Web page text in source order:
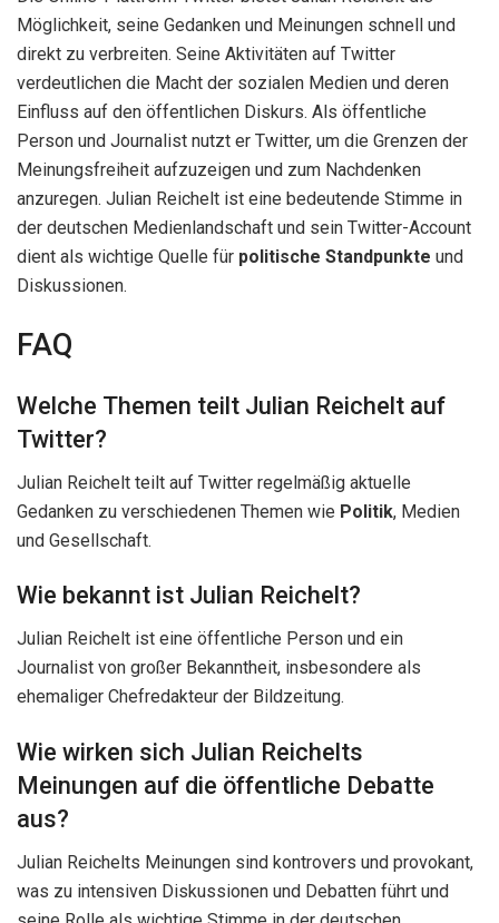
Möglichkeit, seine Gedanken und Meinungen schnell und
direkt zu verbreiten. Seine Aktivitäten auf Twitter
verdeutlichen die Macht der sozialen Medien und deren
Einfluss auf den öffentlichen Diskurs. Als öffentliche
Person und Journalist nutzt er Twitter, um die Grenzen der
Meinungsfreiheit aufzuzeigen und zum Nachdenken
anzuregen. Julian Reichelt ist eine bedeutende Stimme in
der deutschen Medienlandschaft und sein Twitter-Account
dient als wichtige Quelle für politische Standpunkte und
Diskussionen.
FAQ
Welche Themen teilt Julian Reichelt auf
Twitter?
Julian Reichelt teilt auf Twitter regelmäßig aktuelle
Gedanken zu verschiedenen Themen wie Politik, Medien
und Gesellschaft.
Wie bekannt ist Julian Reichelt?
Julian Reichelt ist eine öffentliche Person und ein
Journalist von großer Bekanntheit, insbesondere als
ehemaliger Chefredakteur der Bildzeitung.
Wie wirken sich Julian Reichelts
Meinungen auf die öffentliche Debatte
aus?
Julian Reichelts Meinungen sind kontrovers und provokant,
was zu intensiven Diskussionen und Debatten führt und